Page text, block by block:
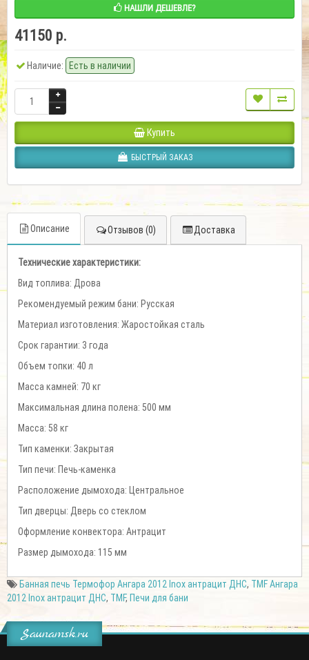
НАШЛИ ДЕШЕВЛЕ?
41150 р.
Наличие: Есть в наличии
Купить
БЫСТРЫЙ ЗАКАЗ
Описание Отзывов (0) Доставка
Технические характеристики:
Вид топлива: Дрова
Рекомендуемый режим бани: Русская
Материал изготовления: Жаростойкая сталь
Срок гарантии: 3 года
Объем топки: 40 л
Масса камней: 70 кг
Максимальная длина полена: 500 мм
Масса: 58 кг
Тип каменки: Закрытая
Тип печи: Печь-каменка
Расположение дымохода: Центральное
Тип дверцы: Дверь со стеклом
Оформление конвектора: Антрацит
Размер дымохода: 115 мм
Банная печь Термофор Ангара 2012 Inox антрацит ДНС, TMF Ангара
2012 Inox антрацит ДНС, TMF, Печи для бани
Saunamsk.ru